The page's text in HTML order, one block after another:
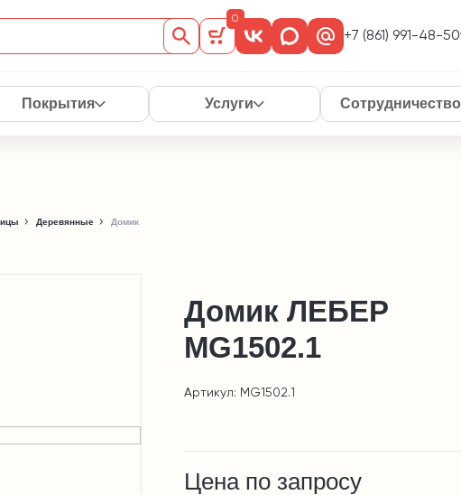
0
+7 (861) 991-48-50
Покрытия Услуги Сотрудничество
Деревянные Домик
Домик ЛЕБЕР
MG1502.1
Артикул: MG1502.1
Цена по запросу